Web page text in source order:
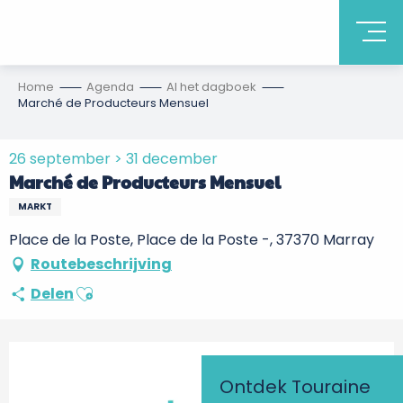
Ontdek Touraine
Home Agenda
Al het dagboek
Marché de Producteurs Mensuel
26 september > 31 december
Marché de Producteurs Mensuel
MARKT
Place de la Poste, Place de la Poste -, 37370 Marray
Routebeschrijving
DelenAjouter aux favoris